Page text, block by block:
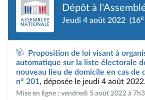
Dépôt à
Jeudi 4 août 2022 (16e
Proposition de loi visant à
automatique sur la liste électorale
nouveau lieu de domicile en cas de
n° 201, déposée le jeudi 4 août 2022.
Mise en ligne : vendredi 5 août 2022 à